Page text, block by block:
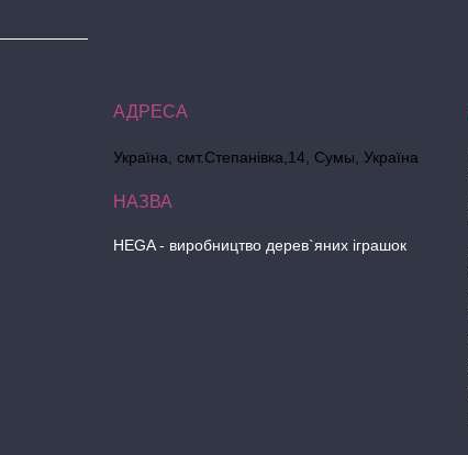
Україна, смт.Степанівка,14, Cумы, Україна
HEGA - виробництво дерев`яних іграшок